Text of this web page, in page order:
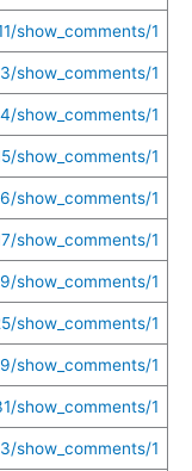
show_comments/1
show_comments/1
show_comments/1
show_comments/1
show_comments/1
show_comments/1
show_comments/1
show_comments/1
show_comments/1
show_comments/1
show_comments/1